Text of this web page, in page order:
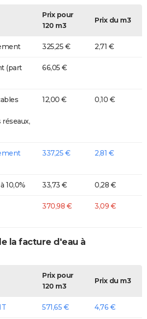
Prix pour
120 m3
Prix du m3
325,25 € 2,71 €
(part
66,05 €
12,00 € 0,10 €
337,25 € 2,81 €
10,0% 33,73 € 0,28 €
370,98 € 3,09 €
la facture d'eau à
Prix pour
120 m3
Prix du m3
571,65 € 4,76 €